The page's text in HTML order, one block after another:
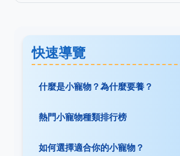
快速導覽
什麼是小寵物？為什麼要養？
熱門小寵物種類排行榜
如何選擇適合你的小寵物？